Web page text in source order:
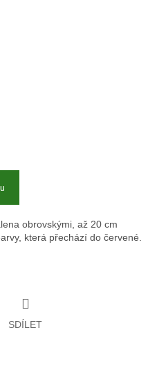
obrovskými, až 20 cm
která přechází do červené.
SDÍLET